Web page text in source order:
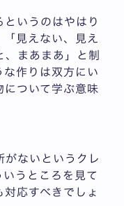
いうのはやはり
見えない、見え
まあまあ」と制
な作りは双方にい
について学ぶ意味
がないというクレ
うところを見て
応すべきでしょ